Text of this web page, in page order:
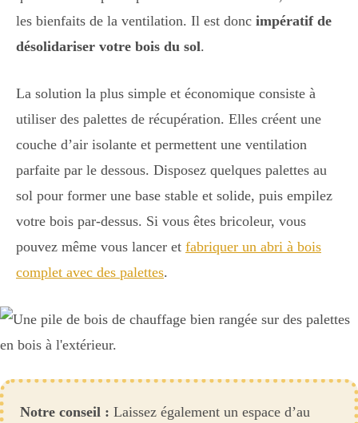
les bienfaits de la ventilation. Il est donc impératif de
désolidariser votre bois du sol.
La solution la plus simple et économique consiste à
utiliser des palettes de récupération. Elles créent une
couche d’air isolante et permettent une ventilation
parfaite par le dessous. Disposez quelques palettes au
sol pour former une base stable et solide, puis empilez
votre bois par-dessus. Si vous êtes bricoleur, vous
pouvez même vous lancer et fabriquer un abri à bois
complet avec des palettes.
Notre conseil : Laissez également un espace d’au